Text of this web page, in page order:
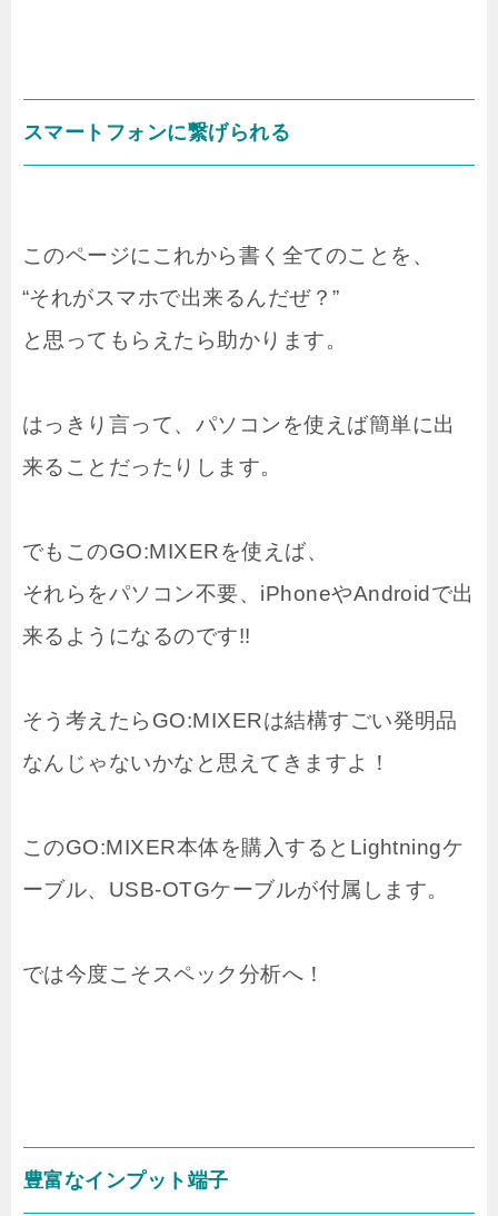
スマートフォンに繋げられる
このページにこれから書く全てのことを、
“それがスマホで出来るんだぜ？”
と思ってもらえたら助かります。
はっきり言って、パソコンを使えば簡単に出
来ることだったりします。
でもこのGO:MIXERを使えば、
それらをパソコン不要、iPhoneやAndroidで出
来るようになるのです!!
そう考えたらGO:MIXERは結構すごい発明品
なんじゃないかなと思えてきますよ！
このGO:MIXER本体を購入するとLightningケ
ーブル、USB-OTGケーブルが付属します。
では今度こそスペック分析へ！
豊富なインプット端子